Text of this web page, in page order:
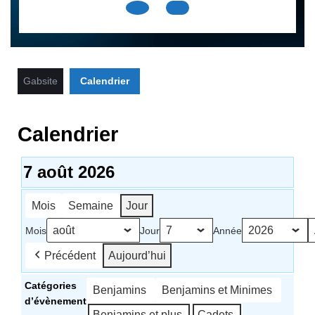
Open
Button
Gabsite Calendrier
Calendrier
7 août 2026
Mois Semaine Jour
Mois Jour Année
Précédent Aujourd’hui
Catégories
d’évènement
Benjamins Benjamins et Minimes